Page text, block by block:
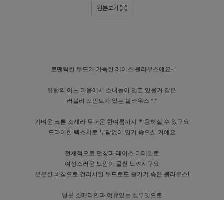
원본보기
로맨틱한 무드가 가득한 레이스 블라우스에요-
유럽의 어느 마을에서 소녀들이 입고 있을거 같은
러블리 포인트가 있는 블라우스 *.*
가벼운 코튼 소재라 무더운 한여름까지 착용하실 수 있구요
드라이한 텍스쳐로 부담없이 입기 좋으실 거예요
전체적으로 펀칭과 레이스 디테일로
여성스러운 느낌이 물씬 느껴지구요
은은한 비침으로 걸리시한 무드로도 즐기기 좋은 블라우스!
벌룬 소매라인과 여유있는 실루엣으로